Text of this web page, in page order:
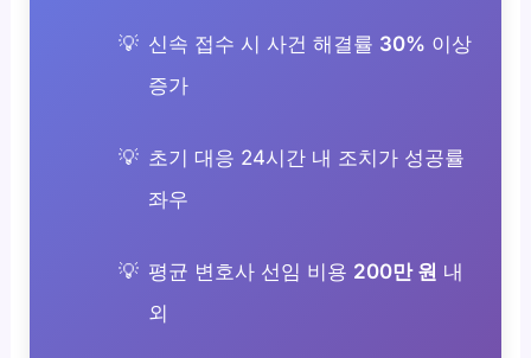
신속 접수 시 사건 해결률 30% 이상
증가
초기 대응 24시간 내 조치가 성공률
좌우
평균 변호사 선임 비용 200만 원 내
외